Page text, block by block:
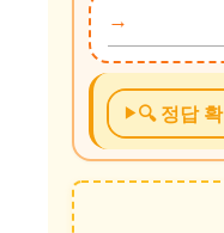
🔍 정답